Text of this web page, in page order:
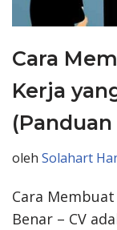
Cara
Kerja
oleh Solahart
Cara
Benar – CV